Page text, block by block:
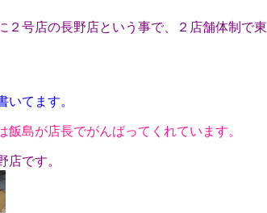
２号店の長野店という事で、２店舗体制で東
てます。
島が店長でがんばってくれています。
です。